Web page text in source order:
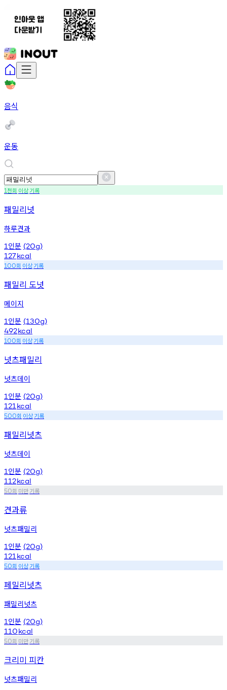
음식
운동
1천회 이상기록
패밀리넛
하루견과
1 인분 (20g)
127kcal
100회 이상기록
패밀리 도넛
메이지
1 인분 (130g)
492kcal
100회 이상기록
넛츠패밀리
넛츠데이
1 인분 (20g)
121 kcal
500회 이상기록
패밀리넛츠
넛츠데이
1 인분 (20g)
112kcal
50회 미만기록
견과류
넛츠패밀리
1 인분 (20g)
121 kcal
50회 이상기록
페밀리넛츠
패밀리넛츠
1 인분 (20g)
110kcal
50회 미만기록
크리미 피칸
넛츠패밀리